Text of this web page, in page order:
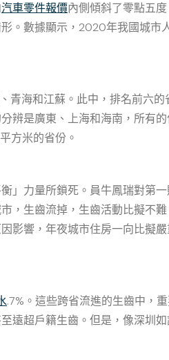
汽車零件報價內側傾斜了零點五
。數據顯示，2020年我國城市
海和江蘇。此中，排名前六的
辨是廣東、上海和海南，所有的
方米的省份。
力量所鎖死。員牛鳳瑞對第
，生齒流掉，生齒活動比擬不
影響，年夜城市住房一向比擬
.7%。這些跨省流進的生齒中，
遠超戶籍生齒。但是，像深圳如